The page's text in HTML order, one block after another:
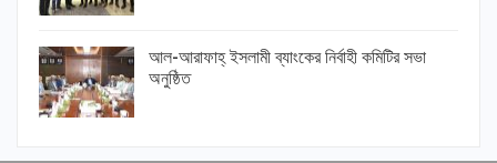
আল-আরাফাহ্ ইসলামী ব্যাংকের নির্বাহী কমিটির সভা
অনুষ্ঠিত